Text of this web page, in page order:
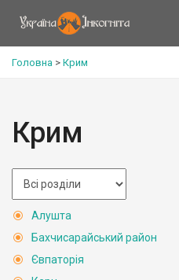
Головна > Крим
Крим
Алушта
Бахчисарайський район
Євпаторія